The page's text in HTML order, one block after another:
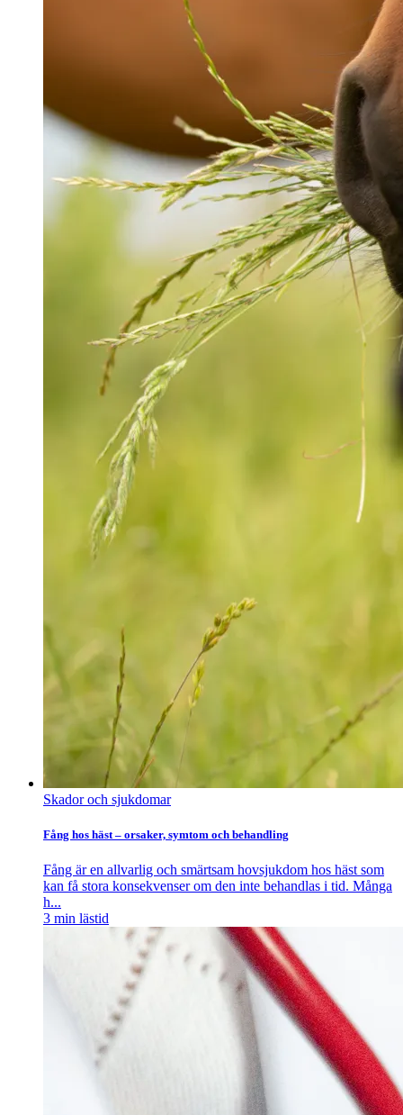
Skador och sjukdomar
Fång hos häst – orsaker, symtom och behandling
Fång är en allvarlig och smärtsam hovsjukdom hos häst som
kan få stora konsekvenser om den inte behandlas i tid. Många
h...
3 min lästid